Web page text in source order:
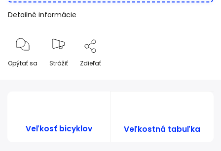
Detailné informácie
Opýtať sa Strážiť Zdieľať
Veľkosť bicyklov Veľkostná tabuľka